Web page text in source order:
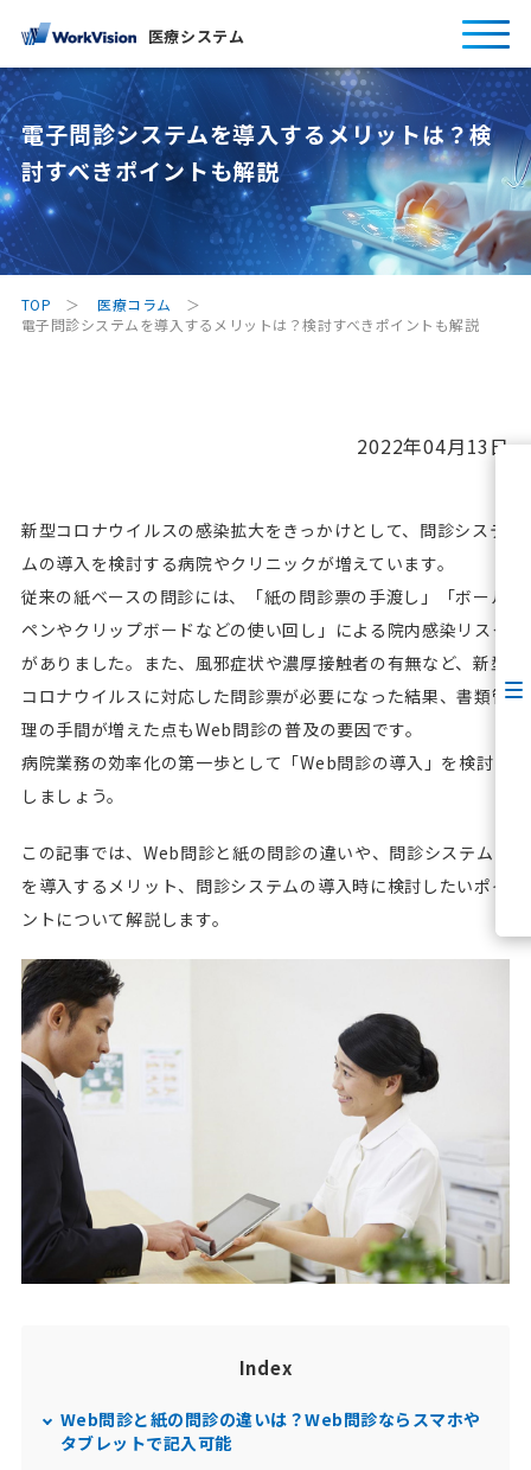
医療システム
電子問診システムを導入するメリットは？検
討すべきポイントも解説
TOP
医療コラム
電子問診システムを導入するメリットは？検討すべきポイントも解説
2022年04月13日
新型コロナウイルスの感染拡大をきっかけとして、問診システ
ムの導入を検討する病院やクリニックが増えています。
従来の紙ベースの問診には、「紙の問診票の手渡し」「ボール
ペンやクリップボードなどの使い回し」による院内感染リスク
がありました。また、風邪症状や濃厚接触者の有無など、新型
コロナウイルスに対応した問診票が必要になった結果、書類管
理の手間が増えた点もWeb問診の普及の要因です。
病院業務の効率化の第一歩として「Web問診の導入」を検討
しましょう。
この記事では、Web問診と紙の問診の違いや、問診システム
を導入するメリット、問診システムの導入時に検討したいポイ
ントについて解説します。
Index
Web問診と紙の問診の違いは？Web問診ならスマホや
タブレットで記入可能